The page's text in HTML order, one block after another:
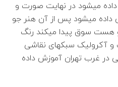
میشود در نهایت صورت و
داده میشود پس از آن هنر جو
هست سوق پیدا میکند رنگ
و آکرولیک سبکهای نقاشی
در غرب تهران آموزش داده